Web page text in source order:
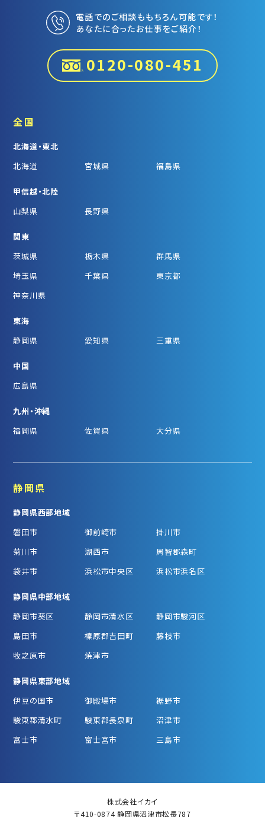
電話でのご相談ももちろん可能です！
あなたに合ったお仕事をご紹介！
0120-080-451
全国
北海道・東北
北海道
宮城県 福島県
甲信越・北陸
山梨県
長野県
関東
茨城県
栃木県
群馬県
埼玉県
千葉県
東京都
神奈川県
東海
静岡県
愛知県 三重県
中国
広島県
九州・沖縄
福岡県
佐賀県 大分県
静岡県
静岡県西部地域
磐田市
御前崎市
掛川市
菊川市
湖西市
周智郡森町
袋井市
浜松市中央区 浜松市浜名区
静岡県中部地域
静岡市葵区
静岡市清水区
静岡市駿河区
島田市
榛原郡吉田町
藤枝市
牧之原市
焼津市
静岡県東部地域
伊豆の国市
御殿場市
裾野市
駿東郡清水町
駿東郡長泉町
沼津市
富士市
富士宮市 三島市
株式会社イカイ
〒410-0874 静岡県沼津市松長787